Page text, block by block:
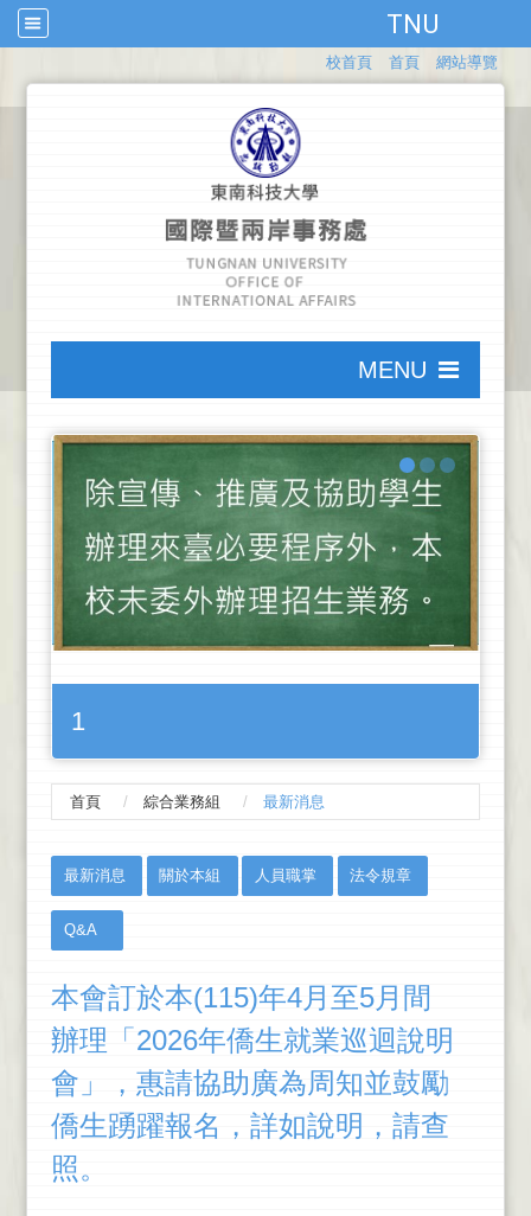
TNU
校首頁 首頁 網站導覽
MENU
1
首頁 綜合業務組 最新消息
最新消息 關於本組 人員職掌 法令規章
Q&A
本會訂於本(115)年4月至5月間
辦理「2026年僑生就業巡迴說明
會」，惠請協助廣為周知並鼓勵
僑生踴躍報名，詳如說明，請查
照。